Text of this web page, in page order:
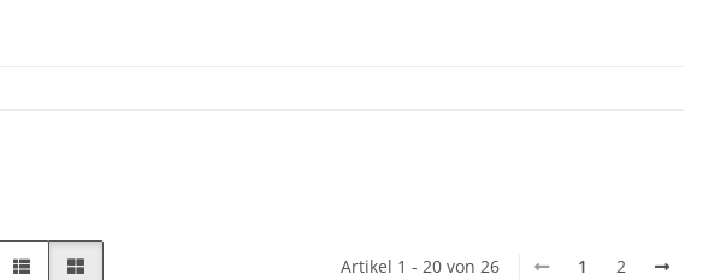
Artikel 1 - 20 von 26 1 2